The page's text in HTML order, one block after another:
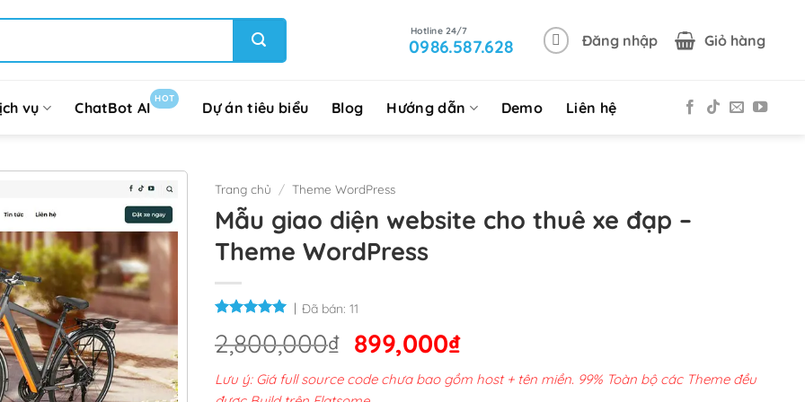
0986.587.628 Đăng nhập Giỏ hàng
vụ ChatBot AI
HOT
Dự án tiêu biểu Blog Hướng dẫn Demo Liên hệ
Trang chủ / Theme WordPress
Mẫu giao diện website cho thuê xe đạp –
Theme WordPress
Đã bán: 11
2,800,000₫ Giá
gốc
là:
899,000₫Giá
hiện
tại
Lưu ý: Giá full source code chưa bao gồm host + tên miền. 99% Toàn bộ các Theme đều